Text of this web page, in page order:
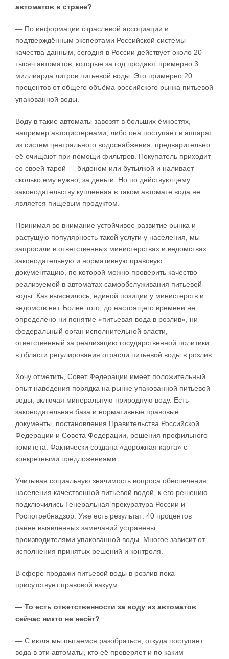
автоматов в стране?
— По информации отраслевой ассоциации и
подтверждённым экспертами Российской системы
качества данным, сегодня в России действует около 20
тысяч автоматов, которые за год продают примерно 3
миллиарда литров питьевой воды. Это примерно 20
процентов от общего объёма российского рынка питьевой
упакованной воды.
Воду в такие автоматы завозят в больших ёмкостях,
например автоцистернами, либо она поступает в аппарат
из систем центрального водоснабжения, предварительно
её очищают при помощи фильтров. Покупатель приходит
со своей тарой — бидоном или бутылкой и наливает
сколько ему нужно, за деньги. Но по действующему
законодательству купленная в таком автомате вода не
является пищевым продуктом.
Принимая во внимание устойчивое развитие рынка и
растущую популярность такой услуги у населения, мы
запросили в ответственных министерствах и ведомствах
законодательную и нормативную правовую
документацию, по которой можно проверить качество
реализуемой в автоматах самообслуживания питьевой
воды. Как выяснилось, единой позиции у министерств и
ведомств нет. Более того, до настоящего времени не
определено ни понятие «питьевая вода в розлив», ни
федеральный орган исполнительной власти,
ответственный за реализацию государственной политики
в области регулирования отрасли питьевой воды в розлив.
Хочу отметить, Совет Федерации имеет положительный
опыт наведения порядка на рынке упакованной питьевой
воды, включая минеральную природную воду. Есть
законодательная база и нормативные правовые
документы, постановления Правительства Российской
Федерации и Совета Федерации, решения профильного
комитета. Фактически создана «дорожная карта» с
конкретными предложениями.
Учитывая социальную значимость вопроса обеспечения
населения качественной питьевой водой, к его решению
подключились Генеральная прокуратура России и
Роспотребнадзор. Уже есть результат: 40 процентов
ранее выявленных замечаний устранены
производителями упакованной воды. Многое зависит от
исполнения принятых решений и контроля.
В сфере продажи питьевой воды в розлив пока
присутствует правовой вакуум.
— То есть ответственности за воду из автоматов
сейчас никто не несёт?
— С июля мы пытаемся разобраться, откуда поступает
вода в эти автоматы, кто её проверяет и по каким